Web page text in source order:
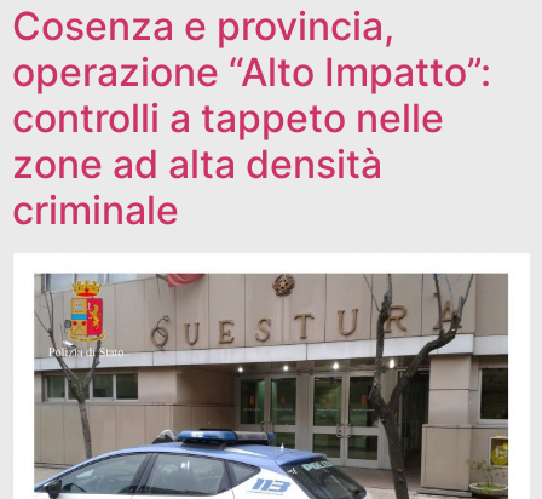
Cosenza e provincia,
operazione “Alto Impatto”:
controlli a tappeto nelle
zone ad alta densità
criminale